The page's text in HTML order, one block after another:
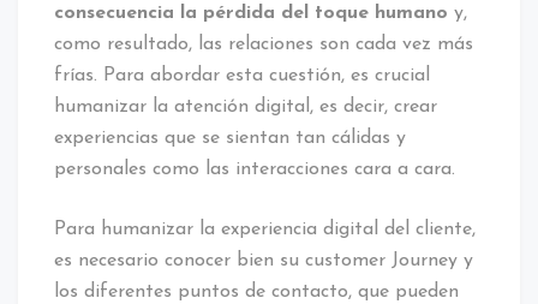
consecuencia la pérdida del toque humano y,
como resultado, las relaciones son cada vez más
frías. Para abordar esta cuestión, es crucial
humanizar la atención digital, es decir, crear
experiencias que se sientan tan cálidas y
personales como las interacciones cara a cara.
Para humanizar la experiencia digital del cliente,
es necesario conocer bien su customer Journey y
los diferentes puntos de contacto, que pueden